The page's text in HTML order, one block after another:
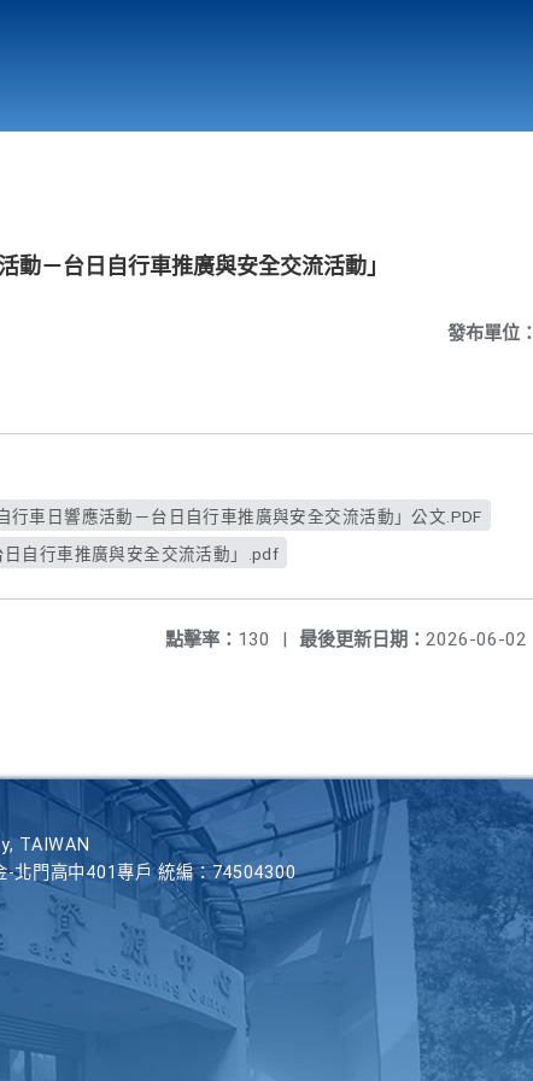
動－台日自行車推廣與安全交流活動」
發布單位：
行車日響應活動－台日自行車推廣與安全交流活動」公文.PDF
自行車推廣與安全交流活動」.pdf
最後更新日期： 2026-06-02
點擊率： 130 |
TAIWAN
北門高中401專戶 統編：74504300